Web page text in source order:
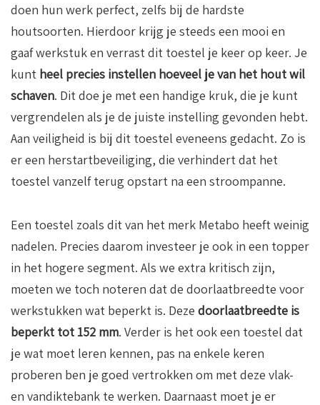
doen hun werk perfect, zelfs bij de hardste
houtsoorten. Hierdoor krijg je steeds een mooi en
gaaf werkstuk en verrast dit toestel je keer op keer. Je
kunt heel precies instellen hoeveel je van het hout wil
schaven. Dit doe je met een handige kruk, die je kunt
vergrendelen als je de juiste instelling gevonden hebt.
Aan veiligheid is bij dit toestel eveneens gedacht. Zo is
er een herstartbeveiliging, die verhindert dat het
toestel vanzelf terug opstart na een stroompanne.
Een toestel zoals dit van het merk Metabo heeft weinig
nadelen. Precies daarom investeer je ook in een topper
in het hogere segment. Als we extra kritisch zijn,
moeten we toch noteren dat de doorlaatbreedte voor
werkstukken wat beperkt is. Deze doorlaatbreedte is
beperkt tot 152 mm. Verder is het ook een toestel dat
je wat moet leren kennen, pas na enkele keren
proberen ben je goed vertrokken om met deze vlak-
en vandiktebank te werken. Daarnaast moet je er